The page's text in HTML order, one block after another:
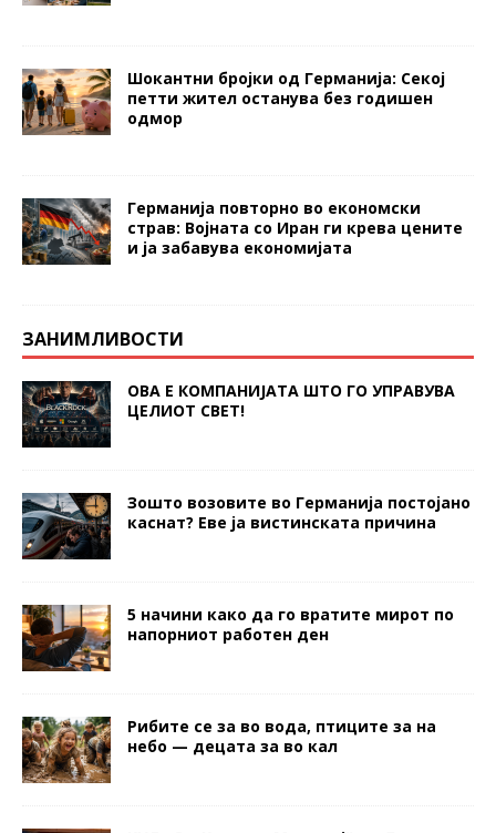
Шокантни бројки од Германија: Секој
петти жител останува без годишен
одмор
Германија повторно во економски
страв: Војната со Иран ги крева цените
и ја забавува економијата
ЗАНИМЛИВОСТИ
ОВА Е КОМПАНИЈАТА ШТО ГО УПРАВУВА
ЦЕЛИОТ СВЕТ!
Зошто возовите во Германија постојано
каснат? Еве ја вистинската причина
5 начини како да го вратите мирот по
напорниот работен ден
Рибите се за во вода, птиците за на
небо — децата за во кал